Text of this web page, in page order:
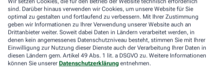
sind. Darüber hinaus verwenden wir Cookies, um unsere Website für Sie
optimal zu gestalten und fortlaufend zu verbessern. Mit Ihrer Zustimmung
geben wir Informationen zu Ihrer Verwendung unserer Website auch an
Drittanbieter weiter. Soweit dabei Daten in Ländern verarbeitet werden, in
denen kein angemessenes Datenschutzniveau besteht, stimmen Sie mit Ihrer
Einwilligung zur Nutzung dieser Dienste auch der Verarbeitung Ihrer Daten in
diesen Ländern gem. Artikel 49 Abs. 1 lit. a DSGVO zu. Weitere Informationen
können Sie unserer Datenschutzerklärung entnehmen.
Umschlägen) und ihn dazu zu bewegen, kaltes Mineralwasser zu
trinken. Achtung: Schmerzmittel sind tabu – sie können den
Zustand verschlimmern.
Extra-Tipp